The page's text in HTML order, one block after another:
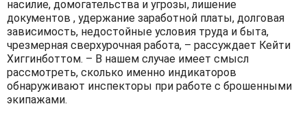
насилие, домогательства и угрозы, лишение
документов , удержание заработной платы, долговая
зависимость, недостойные условия труда и быта,
чрезмерная сверхурочная работа, – рассуждает Кейти
Хиггинботтом. – В нашем случае имеет смысл
рассмотреть, сколько именно индикаторов
обнаруживают инспекторы при работе с брошенными
экипажами.